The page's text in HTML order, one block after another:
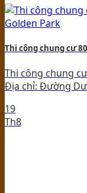
Thi công chung cư
Thi công chung
Địa chỉ: Đường
19
Th8